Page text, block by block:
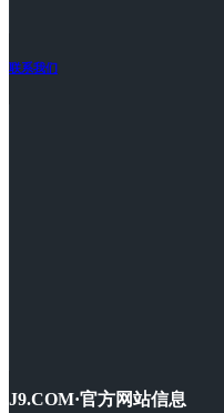
联系我们
J9.COM·官方网站信息